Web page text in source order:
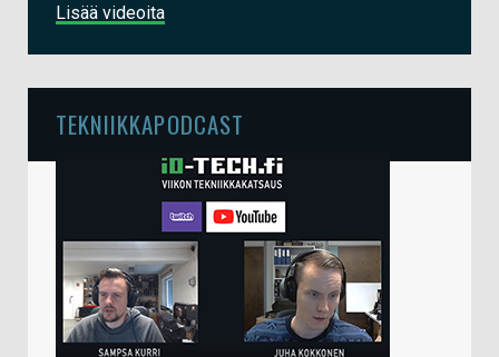
Lisää videoita
TEKNIIKKAPODCAST